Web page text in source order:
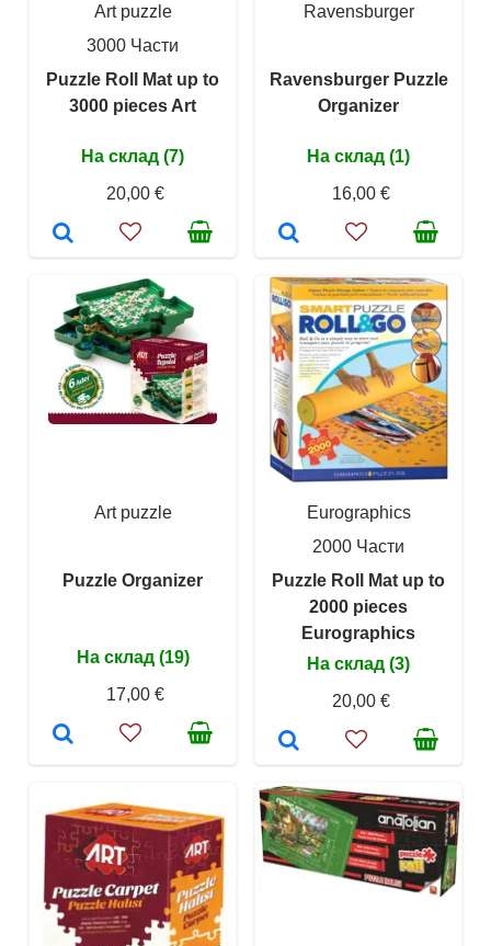
Art puzzle
3000 Части
Puzzle Roll Mat up to
3000 pieces Art
На склад (7)
20,00 €
Ravensburger
Ravensburger Puzzle
Organizer
На склад (1)
16,00 €
Art puzzle
Puzzle Organizer
На склад (19)
17,00 €
Eurographics
2000 Части
Puzzle Roll Mat up to
2000 pieces
Eurographics
На склад (3)
20,00 €